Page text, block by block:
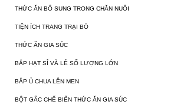
THỨC ĂN BỔ SUNG TRONG CHĂN NUÔI
TIỆN ÍCH TRANG TRẠI BÒ
THỨC ĂN GIA SÚC
BẮP HẠT SỈ VÀ LẺ SỐ LƯỢNG LỚN
BẮP Ủ CHUA LÊN MEN
BỘT GẤC CHẾ BIẾN THỨC ĂN GIA SÚC